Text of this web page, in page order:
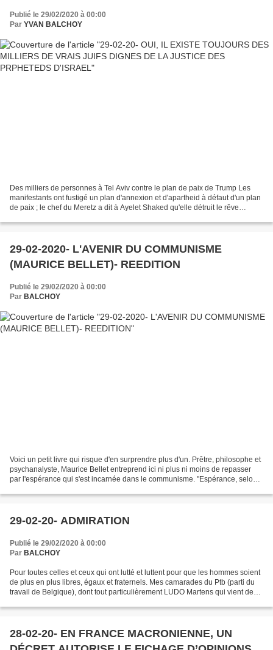
Publié le 29/02/2020 à 00:00
Par YVAN BALCHOY
Des milliers de personnes à Tel Aviv contre le plan de paix de Trump Les
manifestants ont fustigé un plan d'annexion et d'apartheid à défaut d'un plan
de paix ; le chef du Meretz a dit à Ayelet Shaked qu'elle détruit le rêve
29-02-2020- L'AVENIR DU COMMUNISME
(MAURICE BELLET)- REEDITION
Publié le 29/02/2020 à 00:00
Par BALCHOY
Voici un petit livre qui risque d'en surprendre plus d'un. Prêtre, philosophe et
psychanalyste, Maurice Bellet entreprend ici ni plus ni moins de repasser
par l'espérance qui s'est incarnée dans le communisme. "Espérance, selon
29-02-20- ADMIRATION
Publié le 29/02/2020 à 00:00
Par BALCHOY
Pour toutes celles et ceux qui ont lutté et luttent pour que les hommes soient
de plus en plus libres, égaux et fraternels. Mes camarades du Ptb (parti du
travail de Belgique), dont tout particulièrement LUDO Martens qui vient de
28-02-20- EN FRANCE MACRONIENNE, UN